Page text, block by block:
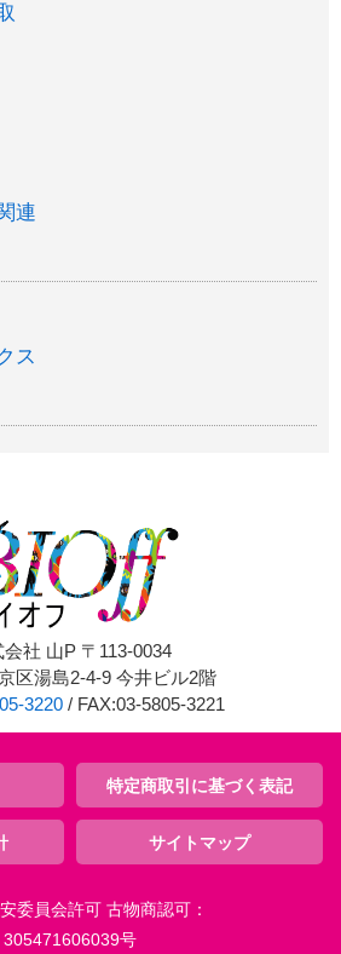
連
ス
会社 山P 〒113-0034
区湯島2-4-9 今井ビル2階
3220/ FAX:03-5805-3221
特定商取引に基づく表記
サイトマップ
委員会許可 古物商認可：
305471606039号